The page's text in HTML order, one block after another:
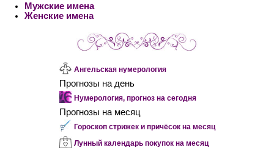
Мужские имена
Женские имена
Ангельская нумерология
Прогнозы на день
Нумерология, прогноз на сегодня
Прогнозы на месяц
Гороскоп стрижек и причёсок на месяц
Лунный календарь покупок на месяц